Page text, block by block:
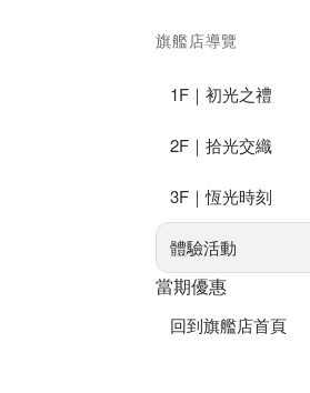
旗艦店導覽
1F｜初光之禮
2F｜拾光交織
3F｜恆光時刻
體驗活動
當期優惠
回到旗艦店首頁